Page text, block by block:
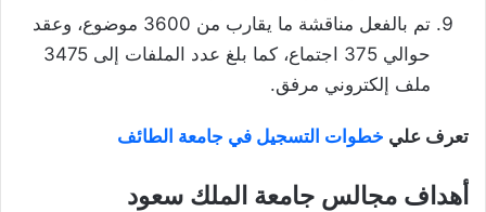
تم بالفعل مناقشة ما يقارب من 3600 موضوع، وعقد
حوالي 375 اجتماع، كما بلغ عدد الملفات إلى 3475
ملف إلكتروني مرفق.
تعرف علي خطوات التسجيل في جامعة الطائف
أهداف مجالس جامعة الملك سعود